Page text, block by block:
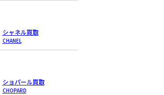
シャネル買取
CHANEL
ショパール買取
CHOPARD